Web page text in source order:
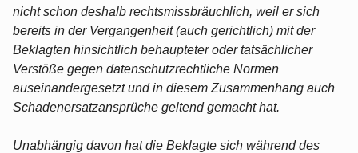
nicht schon deshalb rechtsmissbräuchlich, weil er sich
bereits in der Vergangenheit (auch gerichtlich) mit der
Beklagten hinsichtlich behaupteter oder tatsächlicher
Verstöße gegen datenschutzrechtliche Normen
auseinandergesetzt und in diesem Zusammenhang auch
Schadenersatzansprüche geltend gemacht hat.
Unabhängig davon hat die Beklagte sich während des